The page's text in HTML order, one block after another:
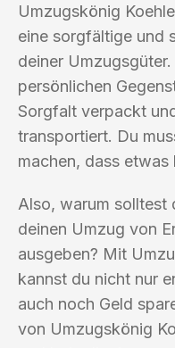
Umzugskönig
eine sorgfältige und
deiner
persönlichen
Sorgfalt verpackt
transportiert. Du
machen, dass
Also, warum solltest
deinen Umzug von
ausgeben? Mit
kannst du nicht nur
auch noch Geld
von Umzugskönig